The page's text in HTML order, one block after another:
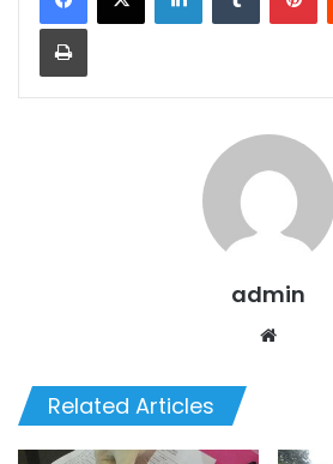
Print
admin
Related Articles